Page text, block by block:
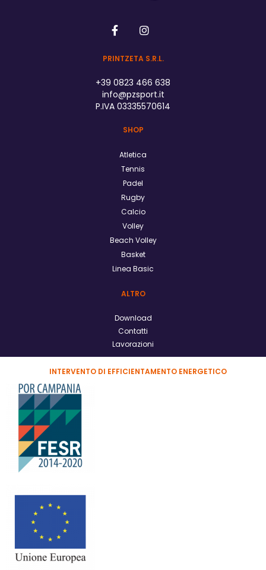
PRINTZETA S.R.L.
+39 0823 466 638
info@pzsport.it
P.IVA 03335570614
SHOP
Atletica
Tennis
Padel
Rugby
Calcio
Volley
Beach Volley
Basket
Linea Basic
ALTRO
Download
Contatti
Lavorazioni
INTERVENTO DI EFFICIENTAMENTO ENERGETICO